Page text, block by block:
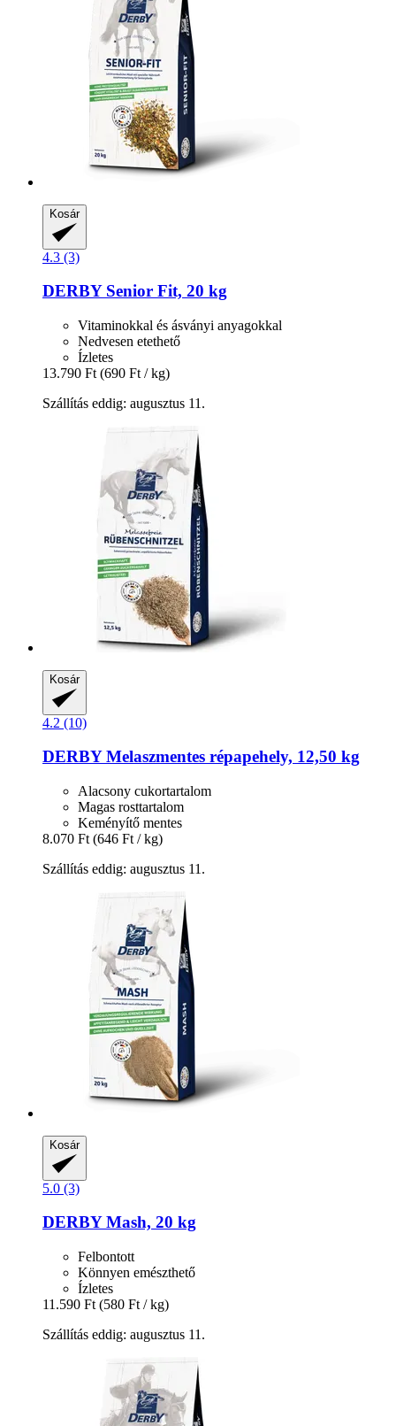
Kosár
4.3 (3)
DERBYSenior Fit, 20 kg
Vitaminokkal és ásványi anyagokkal
Nedvesen etethető
Ízletes
13.790 Ft (690 Ft / kg)
Szállítás eddig: augusztus 11.
Kosár
4.2 (10)
DERBYMelaszmentes répapehely, 12,50 kg
Alacsony cukortartalom
Magas rosttartalom
Keményítő mentes
8.070 Ft (646 Ft / kg)
Szállítás eddig: augusztus 11.
Kosár
5.0 (3)
DERBYMash, 20 kg
Felbontott
Könnyen emészthető
Ízletes
11.590 Ft (580 Ft / kg)
Szállítás eddig: augusztus 11.